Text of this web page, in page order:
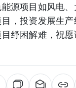
源项目如风电
，投资发展生
纾困解难，祝